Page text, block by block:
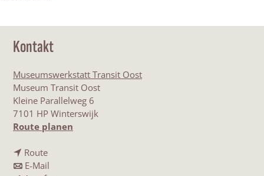
Kontakt
Museumswerkstatt Transit Oost
Museum Transit Oost
Kleine Parallelweg 6
7101 HP Winterswijk
Route planen
Routeb
i
E-Mail